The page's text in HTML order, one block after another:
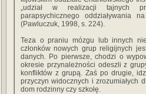
„udział w realizacji tajnych
parapsychicznego oddziaływania
(Pawluczuk, 1998, s. 224).
Teza o praniu mózgu lub innych
członków nowych grup religijnych
danych. Po pierwsze, chodzi o
okresie przynależności odeszli z
konfliktów z grupą. Zaś po drugie,
przyczyn widocznych i zrozumiałych
dom rodzinny czy szkołę.